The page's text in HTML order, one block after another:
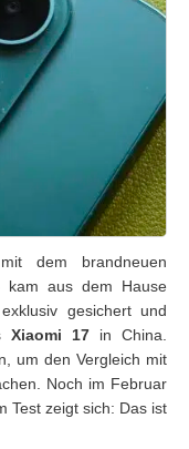
dem brandneuen
kam aus dem Hause
gesichert und
Xiaomi 17 in China.
um den Vergleich mit
Noch im Februar
Test zeigt sich: Das ist